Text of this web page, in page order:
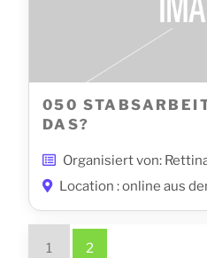
050
DAS?
Organisiert von:
Location : online aus
1 2